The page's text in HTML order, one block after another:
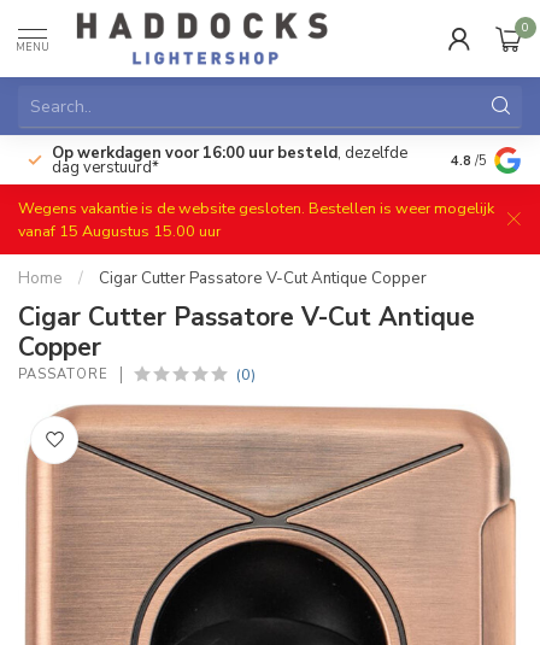
MENU
0
Op werkdagen voor 16:00 uur besteld, dezelfde
dag verstuurd* Gratis
4.8 /5
Wegens vakantie is de website gesloten. Bestellen is weer mogelijk
vanaf 15 Augustus 15.00 uur
Home / Cigar Cutter Passatore V-Cut Antique Copper
Cigar Cutter Passatore V-Cut Antique
Copper
PASSATORE (0)